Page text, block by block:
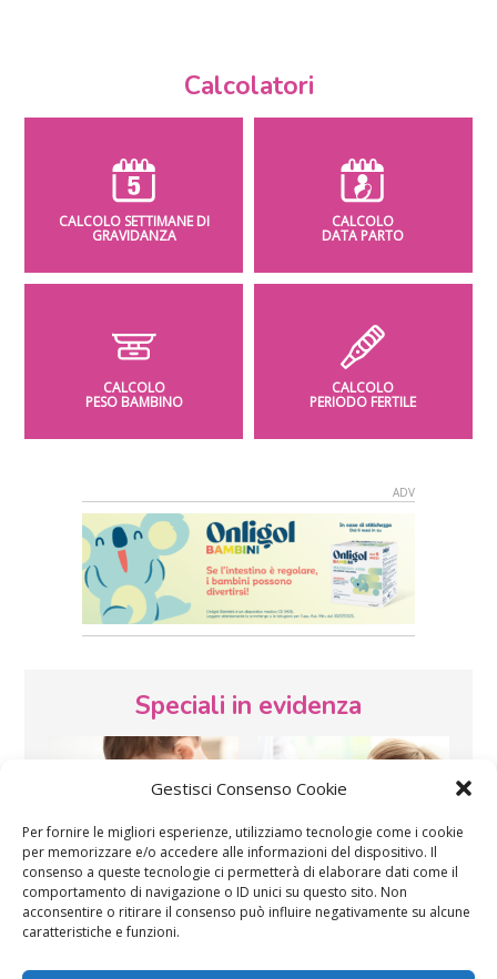
Gestisci Consenso Cookie
Per fornire le migliori esperienze, utilizziamo tecnologie come i cookie
per memorizzare e/o accedere alle informazioni del dispositivo. Il
consenso a queste tecnologie ci permetterà di elaborare dati come il
comportamento di navigazione o ID unici su questo sito. Non
acconsentire o ritirare il consenso può influire negativamente su alcune
caratteristiche e funzioni.
Calcolatori
CALCOLO SETTIMANE DI
GRAVIDANZA
CALCOLO
DATA PARTO
CALCOLO
PESO BAMBINO
CALCOLO
PERIODO FERTILE
Speciali in evidenza
Vaccini SOS Pediatra